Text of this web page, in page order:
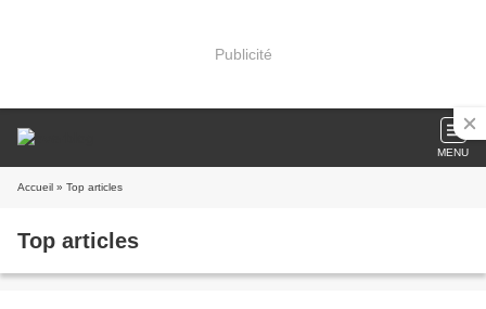
Publicité
MENU
Accueil » Top articles
Top articles